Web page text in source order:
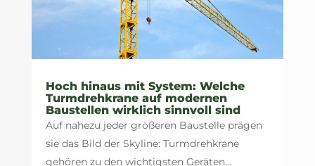
Hoch hinaus mit System: Welche
Turmdrehkrane auf modernen
Baustellen wirklich sinnvoll sind
Auf nahezu jeder größeren Baustelle prägen
sie das Bild der Skyline: Turmdrehkrane
gehören zu den wichtigsten Geräten...